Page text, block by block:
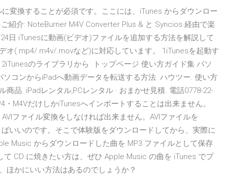
変換することが必須です。ここには、iTunes からダウンロー
紹介: NoteBurner M4V Converter Plus & と Syncios 経由で楽
日 iTunesに動画(ビデオ)ファイルを追加する方法を解説して
オ(.mp4/.m4v/.movなど)に対応しています。 1iTunesを起動す
のライブラリから トップページ 使い方ガイド集 パソ
コンからiPadへ動画データを転送する方法. ハウツー. 使い方
品. iPadレンタル,PCレンタル · おまかせ見積. 電話0778-22-
・M4VだけしかiTunesへインポートすることは出来ません。
ファイル変換をしなければ出来ません。AVIファイルを
いいのです。そこで体験版をダウンロードしてから、実際に
Music からダウンロードした曲を MP3 ファイルとして保存
CD に焼きたい方は、ぜひ Apple Music の曲を iTunes でプ
ほかにいい方法はあるのでしょうか？